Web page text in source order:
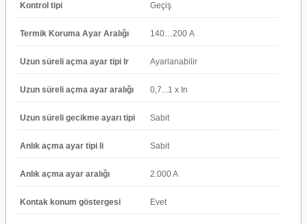
Kontrol tipi Geçiş
Termik Koruma Ayar Aralığı 140…200 A
Uzun süreli açma ayar tipi lr Ayarlanabilir
Uzun süreli açma ayar aralığı 0,7...1 x In
Uzun süreli gecikme ayarı tipi Sabit
Anlık açma ayar tipi li Sabit
Anlık açma ayar aralığı 2.000 A
Kontak konum göstergesi Evet